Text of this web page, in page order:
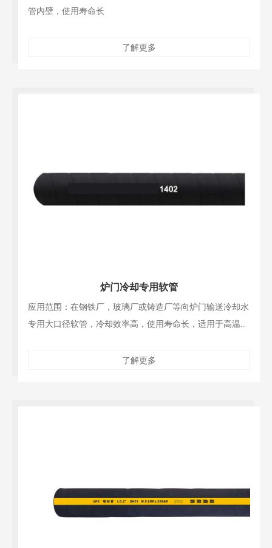
管内壁，使用寿命长
了解更多
炉门冷却专用软管
应用范围：在钢铁厂，玻璃厂或铸造厂等向炉门输送冷却水
专用大口径软管，冷却效率高，使用寿命长，适用于高温且
了解更多